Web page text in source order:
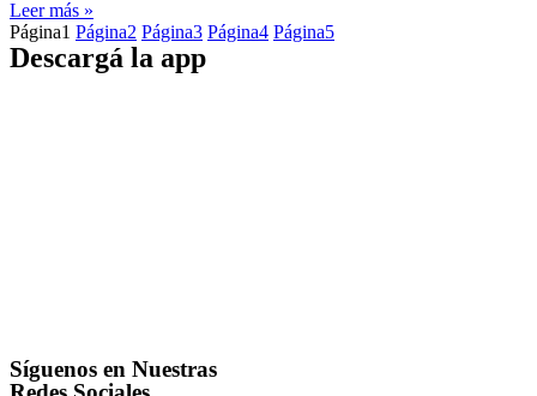
Leer más »
Página1 Página2 Página3 Página4 Página5
Descargá la app
Síguenos en Nuestras